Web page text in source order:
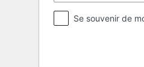
Se souvenir de